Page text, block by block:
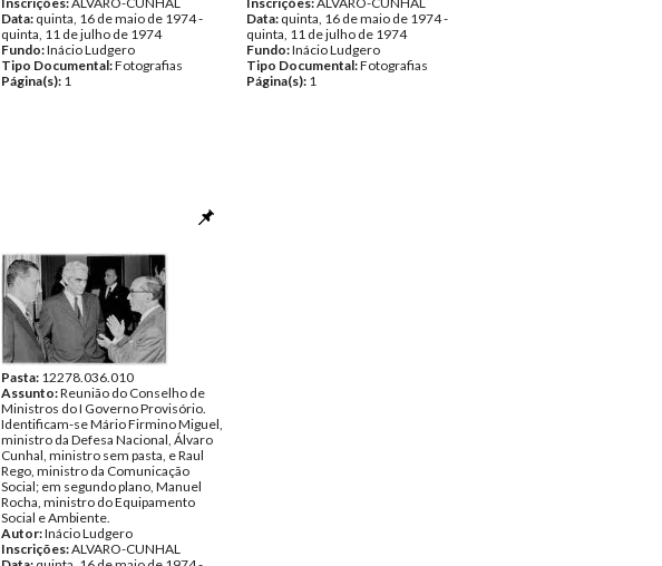
Data: quinta, 16 de maio de 1974 -
quinta, 11 de julho de 1974
Fundo:Inácio Ludgero
Tipo Documental:Fotografias
Página(s): 1
Data: quinta, 16 de maio de 1974 -
quinta, 11 de julho de 1974
Fundo:Inácio Ludgero
Tipo Documental:Fotografias
Página(s): 1
Pasta: 12278.036.010
Assunto:Reunião do Conselho de
Ministros do I Governo Provisório.
Identificam-se Mário Firmino Miguel,
ministro da Defesa Nacional, Álvaro
Cunhal, ministro sem pasta, e Raul
Rego, ministro da Comunicação
Social; em segundo plano, Manuel
Rocha, ministro do Equipamento
Social e Ambiente.
Autor:Inácio Ludgero
Inscrições:ALVARO-CUNHAL